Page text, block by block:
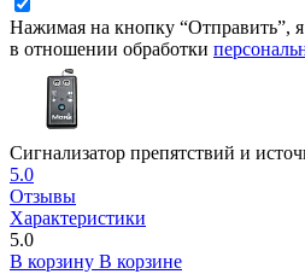
Нажимая на кнопку “Отправить”,
в отношении обработки
Сигнализатор препятствий и
5.0
Отзывы
Характеристики
5.0
В корзину В корзине